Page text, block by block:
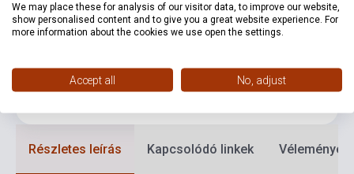
Kiadó EMB
Kiadási év 2015
Formátum Kotta
Nyelv -
Részletes leírás Kapcsolódó linkek Vélemények
We may place these for analysis of our visitor data, to improve our website,
show personalised content and to give you a great website experience. For
more information about the cookies we use open the settings.
Accept all No, adjust